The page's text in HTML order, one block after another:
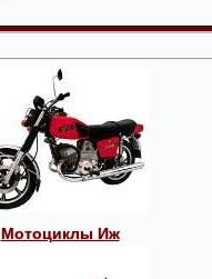
Мотоциклы Иж